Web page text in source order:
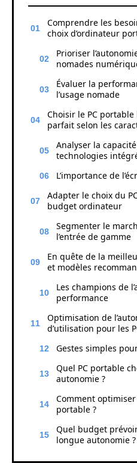
Comprendre les
choix d’ordinateur
Prioriser
nomades
Évaluer la
l’usage nomade
Choisir le PC
parfait selon les
Analyser la
technologies
L’importance de
Adapter le choix du
budget ordinateur
Segmenter le
l’entrée de gamme
En quête de la
et modèles
Les champions de
performance
Optimisation de
d’utilisation pour les
Gestes simples
Quel PC portable
autonomie ?
Comment optimiser
portable ?
Quel budget
longue autonomie ?